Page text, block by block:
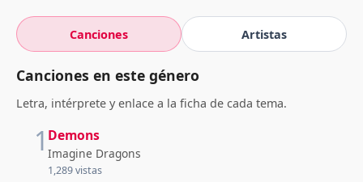
Canciones Artistas
Canciones en este género
Letra, intérprete y enlace a la ficha de cada tema.
1Demons
Imagine Dragons
1,289 vistas